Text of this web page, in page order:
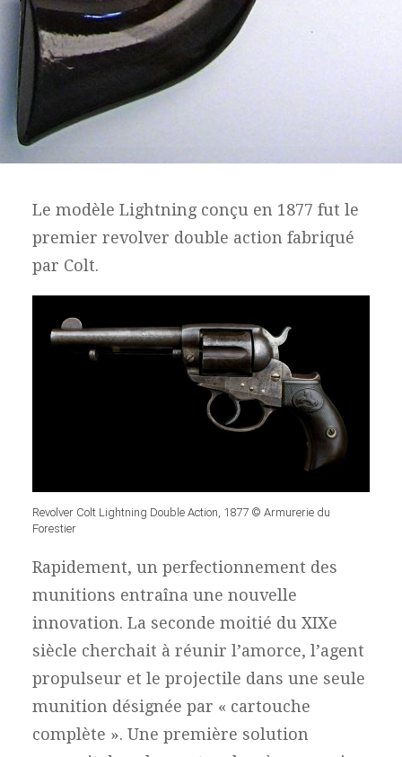
Le modèle Lightning conçu en 1877 fut le
premier revolver double action fabriqué
par Colt.
Revolver Colt Lightning Double Action, 1877 © Armurerie du
Forestier
Rapidement, un perfectionnement des
munitions entraîna une nouvelle
innovation. La seconde moitié du XIXe
siècle cherchait à réunir l’amorce, l’agent
propulseur et le projectile dans une seule
munition désignée par « cartouche
complète ». Une première solution